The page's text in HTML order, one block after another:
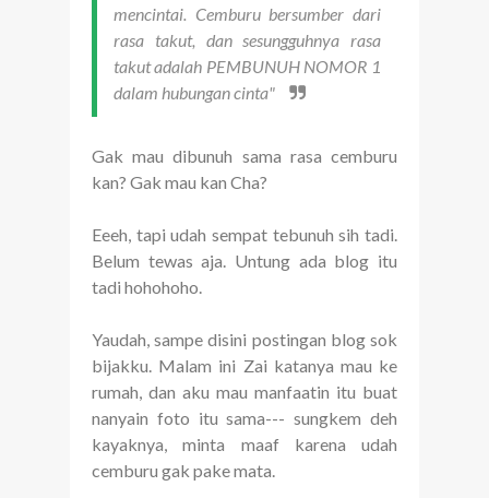
mencintai. Cemburu bersumber dari
rasa takut, dan sesungguhnya rasa
takut adalah PEMBUNUH NOMOR 1
dalam hubungan cinta"
Gak mau dibunuh sama rasa cemburu
kan? Gak mau kan Cha?
Eeeh, tapi udah sempat tebunuh sih tadi.
Belum tewas aja. Untung ada blog itu
tadi hohohoho.
Yaudah, sampe disini postingan blog sok
bijakku. Malam ini Zai katanya mau ke
rumah, dan aku mau manfaatin itu buat
nanyain foto itu sama--- sungkem deh
kayaknya, minta maaf karena udah
cemburu gak pake mata.